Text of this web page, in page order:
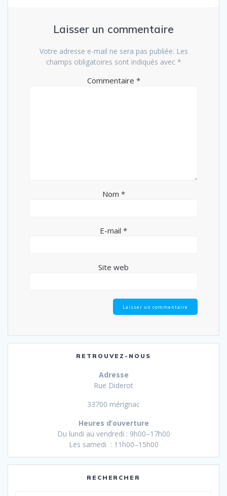
Laisser un commentaire
Votre adresse e-mail ne sera pas publiée. Les
champs obligatoires sont indiqués avec *
Commentaire *
Nom *
E-mail *
Site web
RETROUVEZ-NOUS
Adresse
Rue Diderot
33700 mérignac
Heures d’ouverture
Du lundi au vendredi : 9h00–17h00
Les samedi : 11h00–15h00
RECHERCHER